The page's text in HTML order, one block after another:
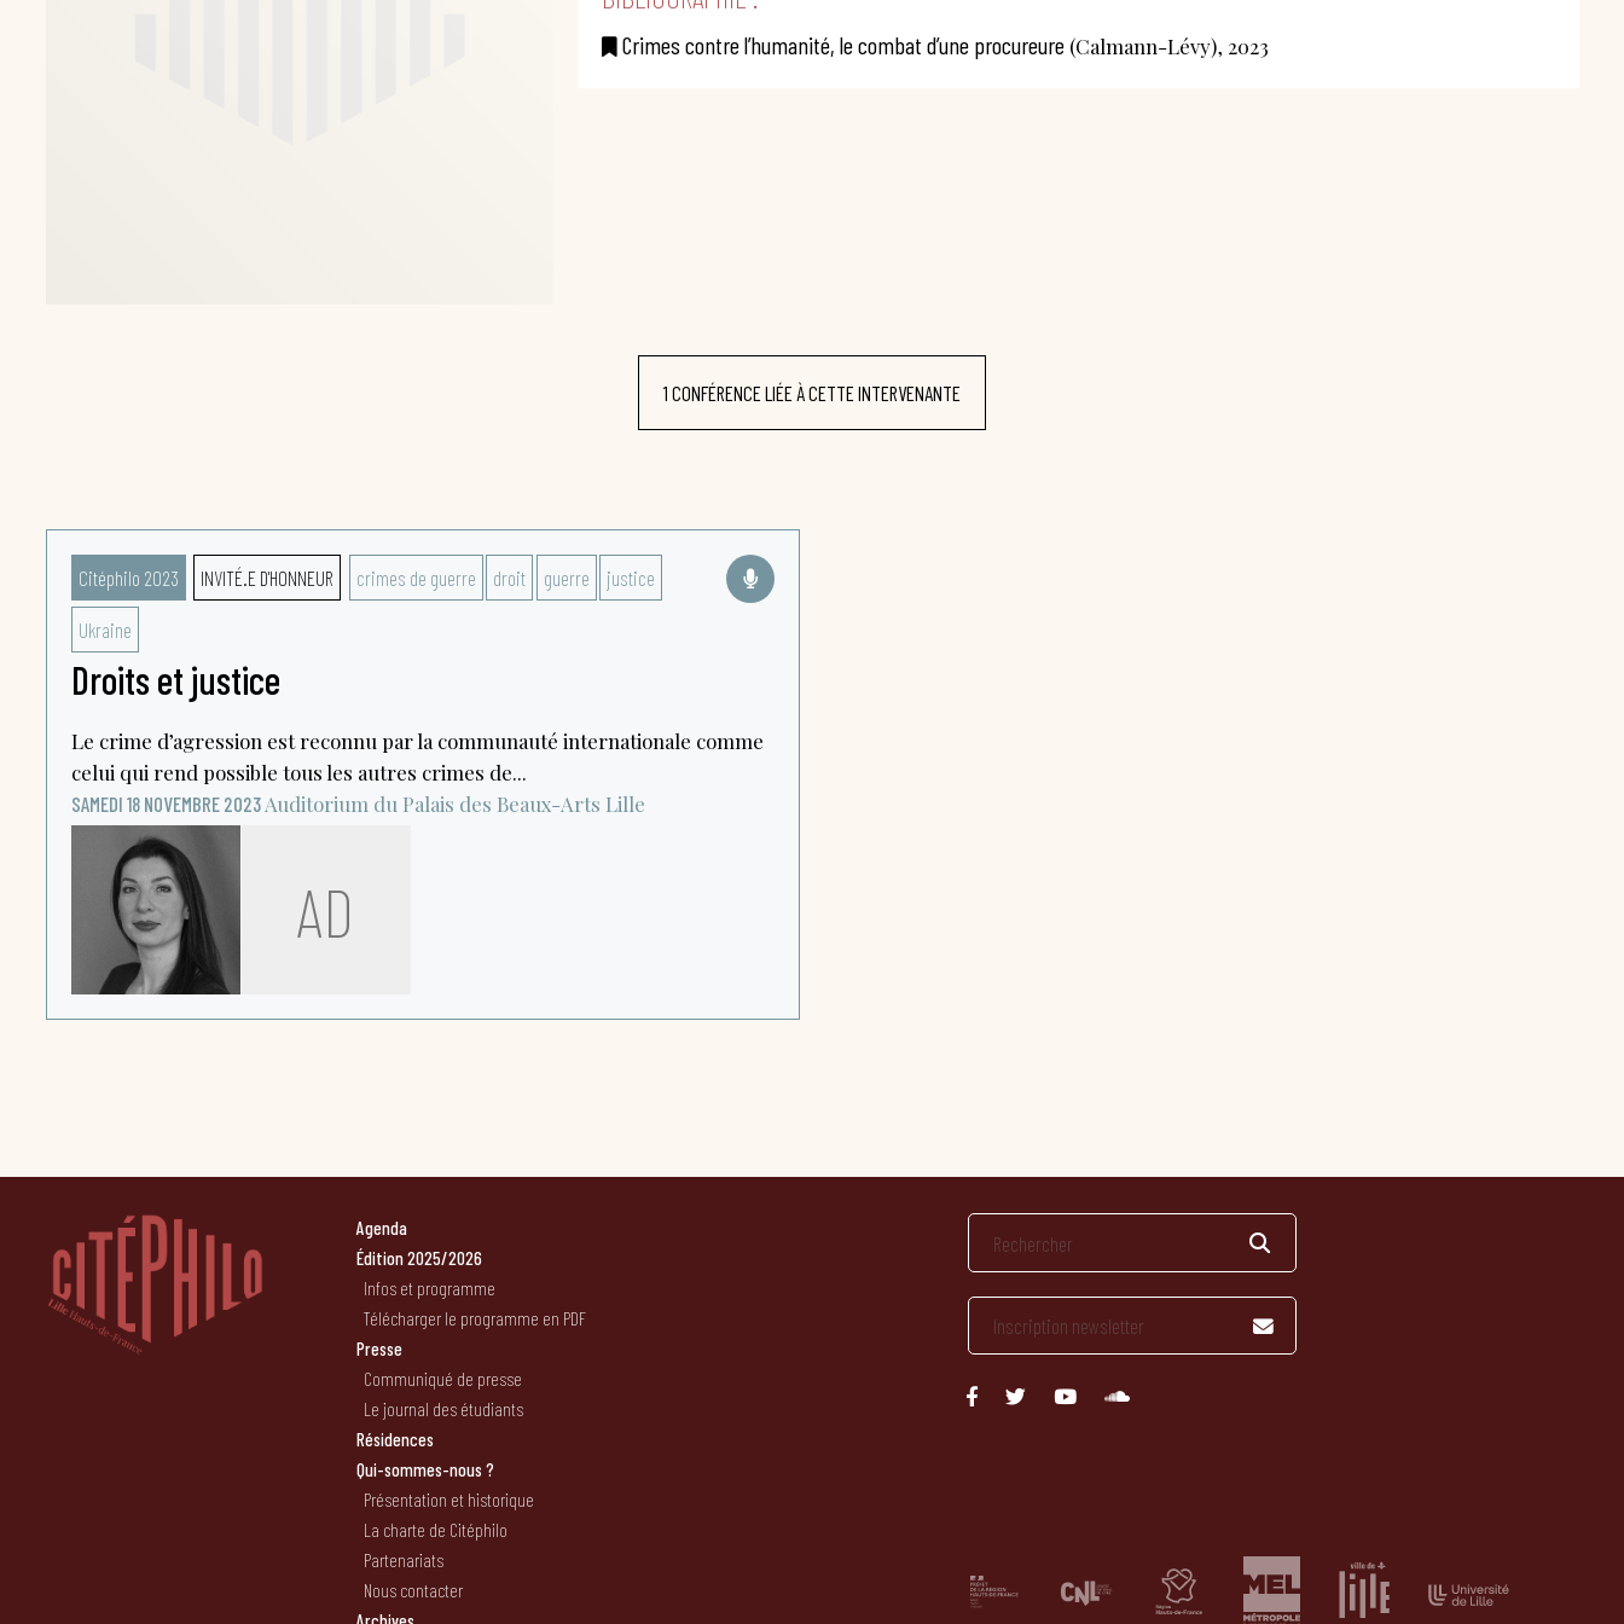
Crimes contre l’humanité, le combat d’une procureure(Calmann-Lévy), 2023
1 CONFÉRENCE LIÉE À CETTE INTERVENANTE
Citéphilo 2023 INVITÉ.E D'HONNEUR crimes de guerre droit guerre justice
Ukraine
Droits et justice
Le crime d’agression est reconnu par la communauté internationale comme
celui qui rend possible tous les autres crimes de...
SAMEDI 18 NOVEMBRE 2023 Auditorium du Palais des Beaux-Arts Lille
AD
Agenda
Édition 2025/2026
Infos et programme
Télécharger le programme en PDF
Presse
Communiqué de presse
Le journal des étudiants
Résidences
Qui-sommes-nous ?
Présentation et historique
La charte de Citéphilo
Partenariats
Nous contacter